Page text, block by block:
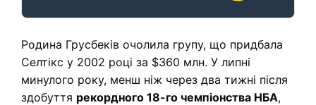
Родина Грусбеків очолила групу, що придбала
Селтікс у 2002 році за $360 млн. У липні
минулого року, менш ніж через два тижні після
здобуття рекордного 18-го чемпіонства НБА,